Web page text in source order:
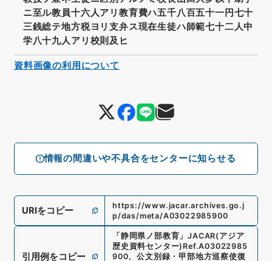
情報の間違いや不具合をセンターに知らせる
ニ至ル教員十六人アリ教育費ハ五千八百五十一円七十
三銭総テ地方税ヨリ支弁ス現在生徒ハ師範七十二人中
学八十九人アリ校則及ヒ
URIをコピー
https://www.jacar.archives.go.j
p/das/meta/A03022985900
引用例をコピー
「 静岡県ノ部教育 」JACAR(アジア
歴史資料センター) Ref.A03022985
900、公文別録・甲部地方巡察使復
資料画像の利用について